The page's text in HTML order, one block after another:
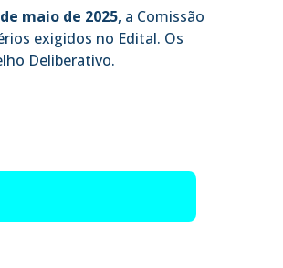
maio de 2025, a Comissão
exigidos no Edital. Os
Deliberativo.